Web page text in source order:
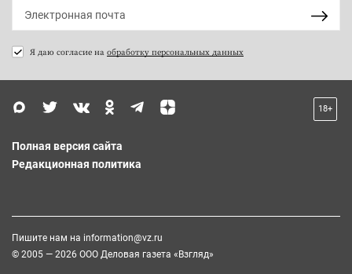
Я даю согласие на обработку персональных данных
18+
Полная версия сайта
Редакционная политика
Пишите нам на information@vz.ru
© 2005 — 2026 ООО Деловая газета «Взгляд»